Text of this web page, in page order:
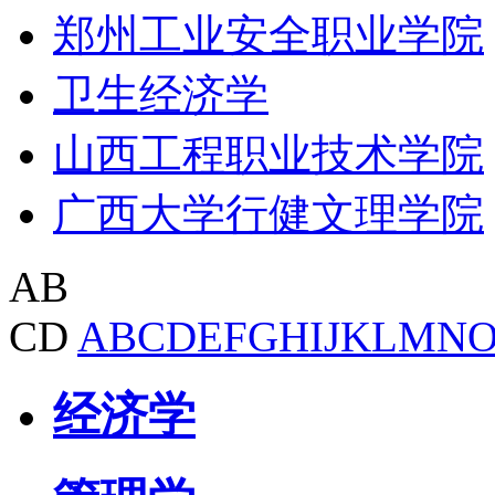
郑州工业安全职业学院
卫生经济学
山西工程职业技术学院
广西大学行健文理学院
AB
CD ABCDEFGHIJKLMN
经济学